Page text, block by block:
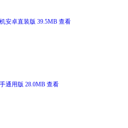
安卓直装版 39.5MB 查看
通用版 28.0MB 查看